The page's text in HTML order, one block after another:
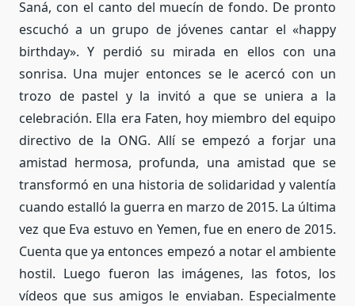
Saná, con el canto del muecín de fondo. De pronto
escuchó a un grupo de jóvenes cantar el «happy
birthday». Y perdió su mirada en ellos con una
sonrisa. Una mujer entonces se le acercó con un
trozo de pastel y la invitó a que se uniera a la
celebración. Ella era Faten, hoy miembro del equipo
directivo de la ONG. Allí se empezó a forjar una
amistad hermosa, profunda, una amistad que se
transformó en una historia de solidaridad y valentía
cuando estalló la guerra en marzo de 2015. La última
vez que Eva estuvo en Yemen, fue en enero de 2015.
Cuenta que ya entonces empezó a notar el ambiente
hostil. Luego fueron las imágenes, las fotos, los
vídeos que sus amigos le enviaban. Especialmente